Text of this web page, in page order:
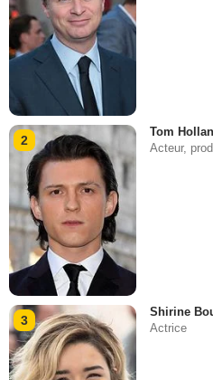
2
Tom
Acteur,
3
Shirine
Actrice